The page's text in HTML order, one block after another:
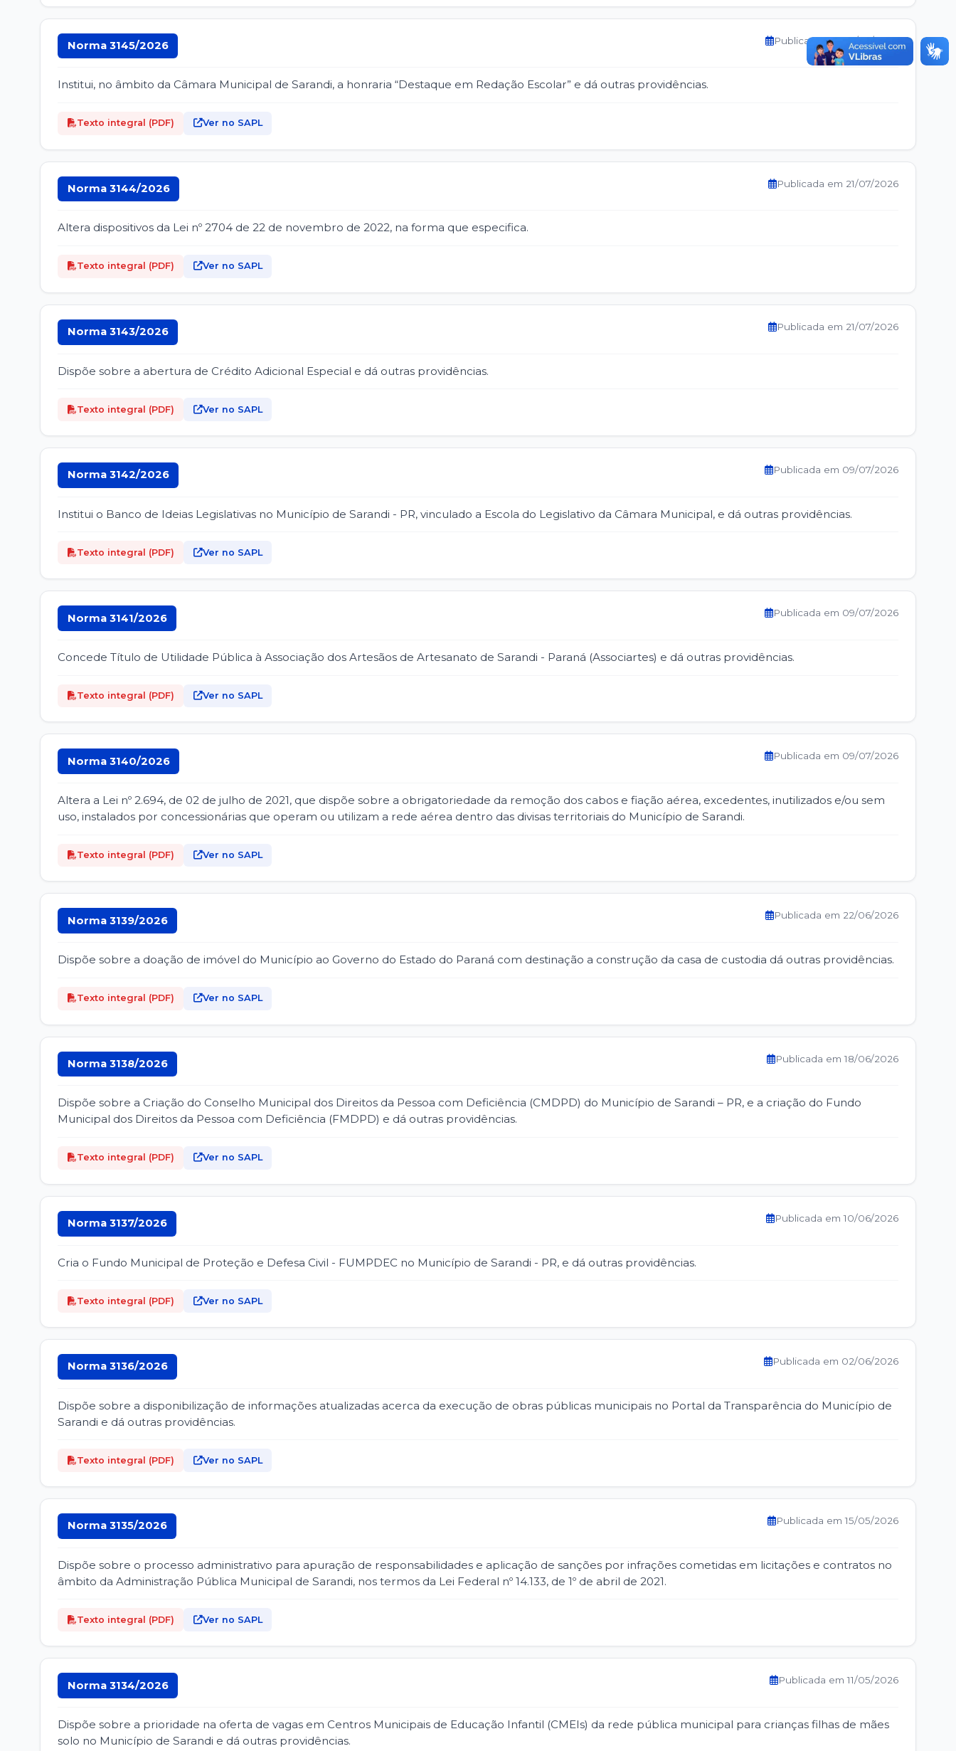
Norma 3145/2026 Publicada em 28/07/2026
Institui, no âmbito da Câmara Municipal de Sarandi, a honraria “Destaque em Redação Escolar” e dá outras providências.
Texto integral (PDF) Ver no SAPL
Norma 3144/2026 Publicada em 21/07/2026
Altera dispositivos da Lei nº 2704 de 22 de novembro de 2022, na forma que especifica.
Texto integral (PDF) Ver no SAPL
Norma 3143/2026 Publicada em 21/07/2026
Dispõe sobre a abertura de Crédito Adicional Especial e dá outras providências.
Texto integral (PDF) Ver no SAPL
Norma 3142/2026 Publicada em 09/07/2026
Institui o Banco de Ideias Legislativas no Município de Sarandi - PR, vinculado a Escola do Legislativo da Câmara Municipal, e dá outras providências.
Texto integral (PDF) Ver no SAPL
Norma 3141/2026 Publicada em 09/07/2026
Concede Título de Utilidade Pública à Associação dos Artesãos de Artesanato de Sarandi - Paraná (Associartes) e dá outras providências.
Texto integral (PDF) Ver no SAPL
Norma 3140/2026 Publicada em 09/07/2026
Altera a Lei nº 2.694, de 02 de julho de 2021, que dispõe sobre a obrigatoriedade da remoção dos cabos e fiação aérea, excedentes, inutilizados e/ou sem
uso, instalados por concessionárias que operam ou utilizam a rede aérea dentro das divisas territoriais do Município de Sarandi.
Texto integral (PDF) Ver no SAPL
Norma 3139/2026 Publicada em 22/06/2026
Dispõe sobre a doação de imóvel do Município ao Governo do Estado do Paraná com destinação a construção da casa de custodia dá outras providências.
Texto integral (PDF) Ver no SAPL
Norma 3138/2026 Publicada em 18/06/2026
Dispõe sobre a Criação do Conselho Municipal dos Direitos da Pessoa com Deficiência (CMDPD) do Município de Sarandi – PR, e a criação do Fundo
Municipal dos Direitos da Pessoa com Deficiência (FMDPD) e dá outras providências.
Texto integral (PDF) Ver no SAPL
Norma 3137/2026 Publicada em 10/06/2026
Cria o Fundo Municipal de Proteção e Defesa Civil - FUMPDEC no Município de Sarandi - PR, e dá outras providências.
Texto integral (PDF) Ver no SAPL
Norma 3136/2026 Publicada em 02/06/2026
Dispõe sobre a disponibilização de informações atualizadas acerca da execução de obras públicas municipais no Portal da Transparência do Município de
Sarandi e dá outras providências.
Texto integral (PDF) Ver no SAPL
Norma 3135/2026 Publicada em 15/05/2026
Dispõe sobre o processo administrativo para apuração de responsabilidades e aplicação de sanções por infrações cometidas em licitações e contratos no
âmbito da Administração Pública Municipal de Sarandi, nos termos da Lei Federal nº 14.133, de 1º de abril de 2021.
Texto integral (PDF) Ver no SAPL
Norma 3134/2026 Publicada em 11/05/2026
Dispõe sobre a prioridade na oferta de vagas em Centros Municipais de Educação Infantil (CMEIs) da rede pública municipal para crianças filhas de mães
solo no Município de Sarandi e dá outras providências.